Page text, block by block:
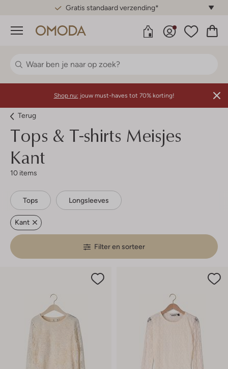
Gratis standaard verzending*
Menu
Shop nu: jouw must-haves tot 70% korting!
Terug
Tops & T-shirts Meisjes
Kant
10 items
Tops Longsleeves
Kant
Filter en sorteer